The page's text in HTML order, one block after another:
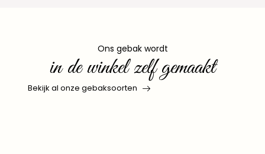
Ons gebak wordt
in de winkel zelf gemaakt
Bekijk al onze gebaksoorten